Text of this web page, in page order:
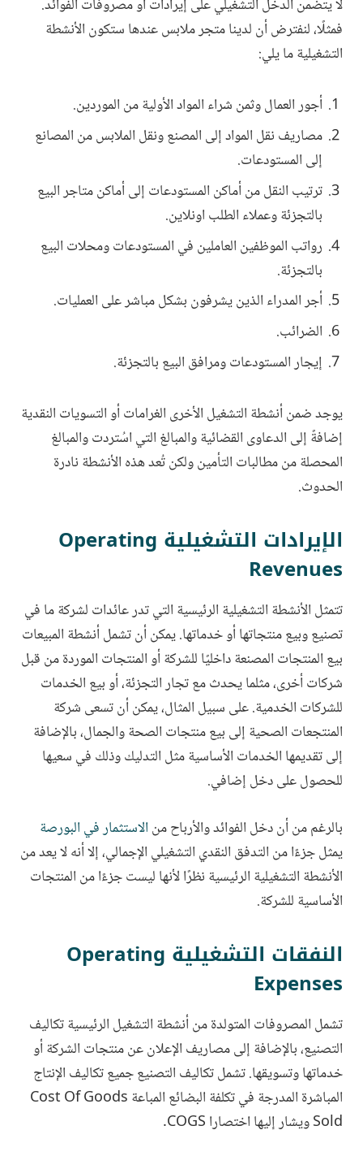
لا يتضمن الدخل التشغيلي على إيرادات أو مصروفات الفوائد.
فمثلًا، لنفترض أن لدينا متجر ملابس عندها ستكون الأنشطة
التشغيلية ما يلي:
أجور العمال وثمن شراء المواد الأولية من الموردين.
مصاريف نقل المواد إلى المصنع ونقل الملابس من المصانع
إلى المستودعات.
ترتيب النقل من أماكن المستودعات إلى أماكن متاجر البيع
بالتجزئة وعملاء الطلب اونلاين.
رواتب الموظفين العاملين في المستودعات ومحلات البيع
بالتجزئة.
أجر المدراء الذين يشرفون بشكل مباشر على العمليات.
الضرائب.
إيجار المستودعات ومرافق البيع بالتجزئة.
يوجد ضمن أنشطة التشغيل الأخرى الغرامات أو التسويات النقدية
إضافةً إلى الدعاوى القضائية والمبالغ التي اسُتردت والمبالغ
المحصلة من مطالبات التأمين ولكن تُعد هذه الأنشطة نادرة
الحدوث.
الإيرادات التشغيلية Operating
Revenues
تتمثل الأنشطة التشغيلية الرئيسية التي تدر عائدات لشركة ما في
تصنيع وبيع منتجاتها أو خدماتها. يمكن أن تشمل أنشطة المبيعات
بيع المنتجات المصنعة داخليًا للشركة أو المنتجات الموردة من قبل
شركات أخرى، مثلما يحدث مع تجار التجزئة، أو بيع الخدمات
للشركات الخدمية. على سبيل المثال، يمكن أن تسعى شركة
المنتجعات الصحية إلى بيع منتجات الصحة والجمال، بالإضافة
إلى تقديمها الخدمات الأساسية مثل التدليك وذلك في سعيها
للحصول على دخل إضافي.
بالرغم من أن دخل الفوائد والأرباح من الاستثمار في البورصة
يمثل جزءًا من التدفق النقدي التشغيلي الإجمالي، إلا أنه لا يعد من
الأنشطة التشغيلية الرئيسية نظرًا لأنها ليست جزءًا من المنتجات
الأساسية للشركة.
النفقات التشغيلية Operating
Expenses
تشمل المصروفات المتولدة من أنشطة التشغيل الرئيسية تكاليف
التصنيع، بالإضافة إلى مصاريف الإعلان عن منتجات الشركة أو
خدماتها وتسويقها. تشمل تكاليف التصنيع جميع تكاليف الإنتاج
المباشرة المدرجة في تكلفة البضائع المباعة Cost Of Goods
Sold ويشار إليها اختصارا COGS.